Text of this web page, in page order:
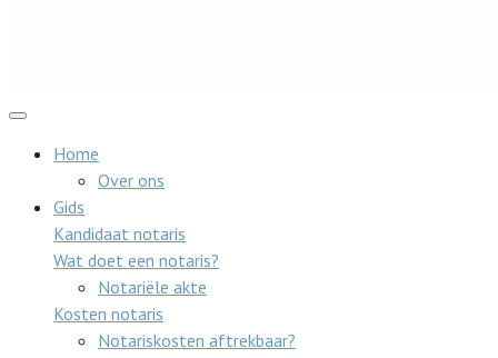
Home
Over ons
Gids
Kandidaat notaris
Wat doet een notaris?
Notariële akte
Kosten notaris
Notariskosten aftrekbaar?